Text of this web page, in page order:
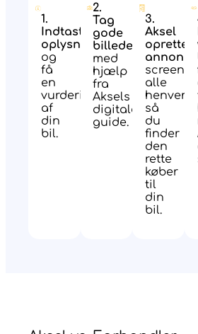
1.
Indtast
oplysninger
og
få
en
vurdering
af
din
bil.
2.
Tag
gode
billeder
med
hjælp
fra
Aksels
digitale
guide.
3.
Aksel
opretter
screener
alle
så
du
finder
den
rette
køber
til
din
bil.